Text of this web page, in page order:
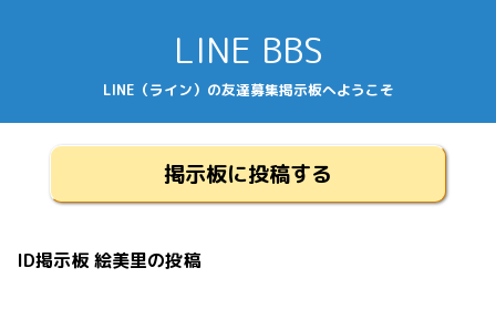
LINE BBS
LINE（ライン）の友達募集掲示板へようこそ
掲示板に投稿する
ID掲示板 絵美里の投稿